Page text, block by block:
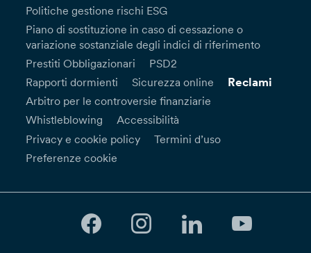
Politiche gestione rischi ESG
Piano di sostituzione in caso di cessazione o
variazione sostanziale degli indici di riferimento
Prestiti Obbligazionari
PSD2
Rapporti dormienti
Sicurezza online Reclami
Arbitro per le controversie finanziarie
Whistleblowing
Accessibilità
Privacy e cookie policy
Termini d’uso
Preferenze cookie